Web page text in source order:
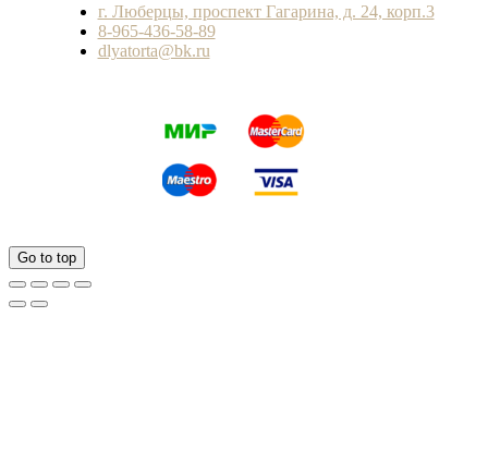
г. Люберцы, проспект Гагарина, д. 24, корп.3
8-965-436-58-89
dlyatorta@bk.ru
Go to top